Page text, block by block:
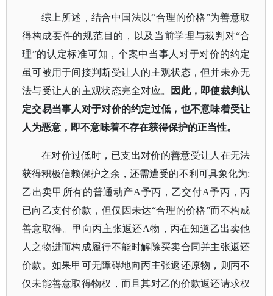
综上所述，结合中国法以“合理的价格”为善意取
得构成要件的规范目的，以及当前学理与裁判对“合
理”的认定标准可知，个案中当事人对于对价的约定
虽可被用于间接判断受让人的主观状态，但并未亦无
法与受让人的主观状态完全对应。
因此，即使裁判认
定交易当事人对于对价的约定过低，也不意味着受让
人为恶意，即不意味着不存在获得保护的正当性。
在对价过低时，已支出对价的善意受让人在无法
获得积极信赖保护之余，还需遭受的不利可具象化为:
乙出卖甲所有的普通动产A予丙，乙交付A予丙，丙
已向乙支付价款，但仅因未达“合理的价格”而不构成
善意取得。甲向丙主张返还A物，丙在知道乙出卖他
人之物进而构成履行不能时解除买卖合同并主张返还
价款。如果甲可无障碍地向丙主张返还原物，则丙不
仅未能善意取得物权，而且其对乙的价款返还请求权